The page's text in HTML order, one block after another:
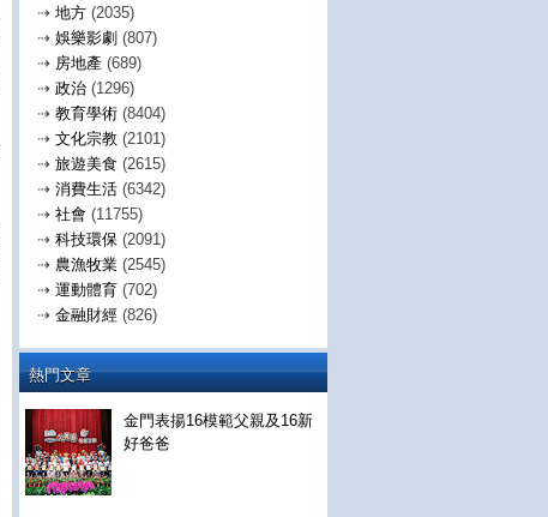
⇢ 地方 (2035)
⇢ 娛樂影劇 (807)
⇢ 房地產 (689)
⇢ 政治 (1296)
⇢ 教育學術 (8404)
⇢ 文化宗教 (2101)
⇢ 旅遊美食 (2615)
⇢ 消費生活 (6342)
⇢ 社會 (11755)
⇢ 科技環保 (2091)
⇢ 農漁牧業 (2545)
⇢ 運動體育 (702)
⇢ 金融財經 (826)
熱門文章
金門表揚16模範父親及16新
好爸爸